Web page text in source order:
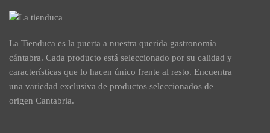
La Tienduca es la puerta a nuestra querida gastronomía
cántabra. Cada producto está seleccionado por su calidad y
características que lo hacen único frente al resto. Encuentra
una variedad exclusiva de productos seleccionados de
origen Cantabria.